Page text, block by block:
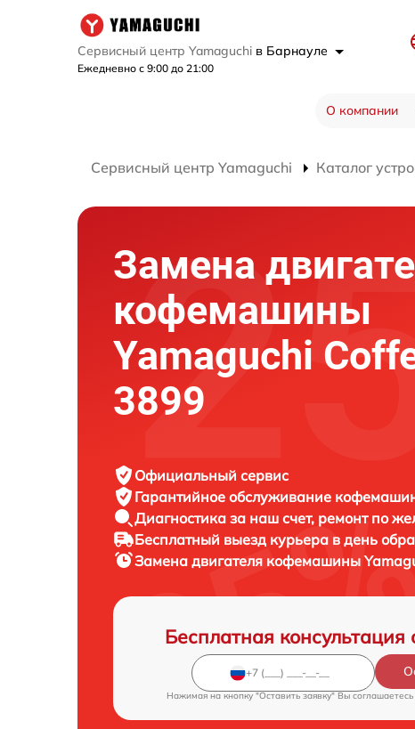
Сервисный центр Yamaguchi в Барнауле
Ежедневно с 9:00 до 21:00
О компании
Сервисный центр Yamaguchi Каталог
Замена
кофемашины
Yamaguchi
3899
Официальный сервис
Гарантийное обслуживание
Диагностика за наш счет, ремонт по
Бесплатный выезд курьера в день
Замена двигателя кофемашины
Бесплатная консультация
Нажимая на кнопку "Оставить заявку" Вы соглашаетесь